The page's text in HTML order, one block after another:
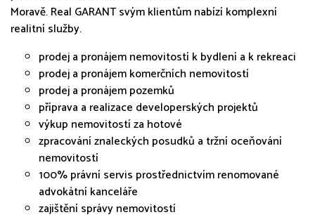
Moravě. Real GARANT svým klientům nabízí komplexní
realitní služby.
prodej a pronájem nemovitostí k bydlení a k rekreaci
prodej a pronájem komerčních nemovitostí
prodej a pronájem pozemků
příprava a realizace developerských projektů
výkup nemovitostí za hotové
zpracování znaleckých posudků a tržní oceňování
nemovitostí
100% právní servis prostřednictvím renomované
advokátní kanceláře
zajištění správy nemovitostí